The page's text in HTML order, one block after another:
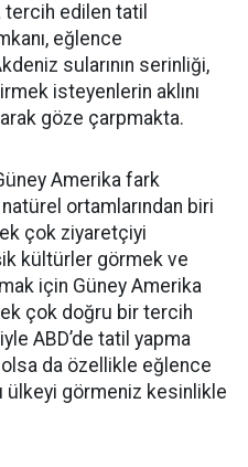
tercih edilen tatil
eğlence
sularının serinliği,
isteyenlerin aklını
göze çarpmakta.
Amerika fark
ortamlarından biri
çok ziyaretçiyi
kültürler görmek ve
için Güney Amerika
çok doğru bir tercih
ABD’de tatil yapma
da özellikle eğlence
görmeniz kesinlikle